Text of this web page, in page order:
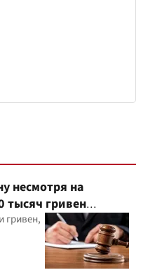
несмотря на
тысяч гривен
гривен,